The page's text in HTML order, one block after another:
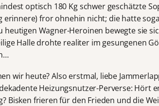
optisch 180 Kg schwer geschätzte
erinnere) fror ohnehin nicht; die hatte
heutigen Wagner-Heroinen bewegte sie
Halle drohte realiter im gesungenen
wir heute? Also erstmal, liebe
Heizungsnutzer-Perverse: Hört
Bisken frieren für den Frieden und die